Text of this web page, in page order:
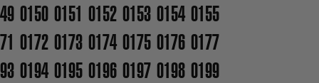
0150 0151 0152 0153 0154 0155
0172 0173 0174 0175 0176 0177
0194 0195 0196 0197 0198 0199